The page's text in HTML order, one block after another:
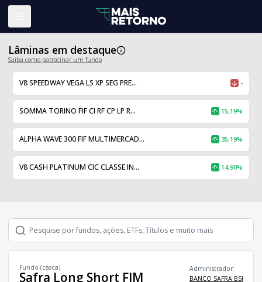
Lâminas em destaque
Saiba como patrocinar um fundo
V8 SPEEDWAY VEGA LS XP SEG PRE... -
SOMMA TORINO FIF CI RF CP LP R... 15,19%
ALPHA WAVE 300 FIF MULTIMERCAD... 35,19%
V8 CASH PLATINUM CIC CLASSE IN... 14,90%
Fundo (casca)
Safra Long Short FIM
Administrador:
BANCO SAFRA BSI